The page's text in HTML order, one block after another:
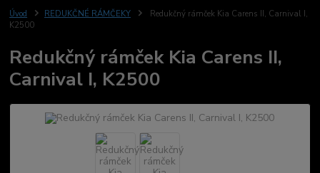
Úvod REDUKČNÉ RÁMČEKY
Redukčný rámček Kia Carens II, Carnival I,
K2500
Redukčný rámček Kia Carens II,
Carnival I, K2500